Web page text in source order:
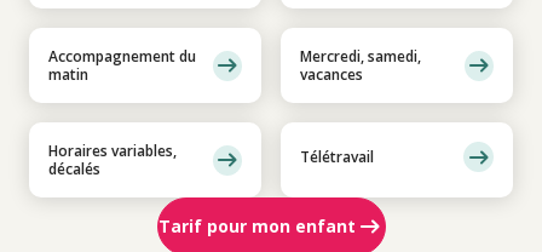
Accompagnement du
matin
Mercredi, samedi,
vacances
Horaires variables,
décalés
Télétravail
Tarif pour mon enfant